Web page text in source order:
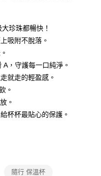
」於每月結算日後寄送繳費提
碼／台灣大直營門市／銀行轉
。
（以下簡稱本公司）所提供，讓
，並由商店將買賣／分期付款
帳單繳交帳款。
關係目的，商店將以您的個人
珍珠都暢快！
吸附不脫落。
，守護每一口純淨。
就走的輕盈感。
。
。
杯杯最貼心的保護。
隨行 保溫杯